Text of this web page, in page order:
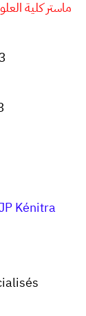
ماستر كلية العلوم
Kénitra